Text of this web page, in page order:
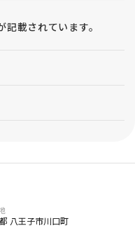
載されています。
八王子市川口町